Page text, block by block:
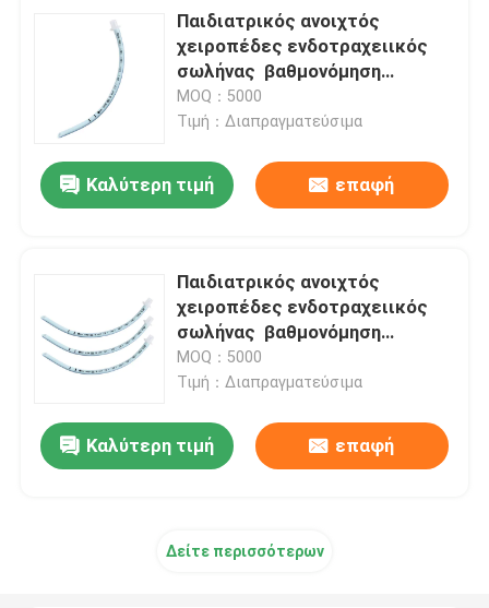
Παιδιατρικός ανοιχτός
χειροπέδες ενδοτραχειικός
σωλήνας ️ βαθμονόμηση
μεγέθους νεογέννητων ️
Ατραυματική μαλακή άκρη ️
MOQ：5000
Τιμή：Διαπραγματεύσιμα
Καλύτερη τιμή επαφή
Παιδιατρικός ανοιχτός
χειροπέδες ενδοτραχειικός
σωλήνας ️ βαθμονόμηση
μεγέθους νεογέννητων ️
Ατραυματική μαλακή άκρη ️
MOQ：5000
Τιμή：Διαπραγματεύσιμα
Καλύτερη τιμή επαφή
Δείτε περισσότερων